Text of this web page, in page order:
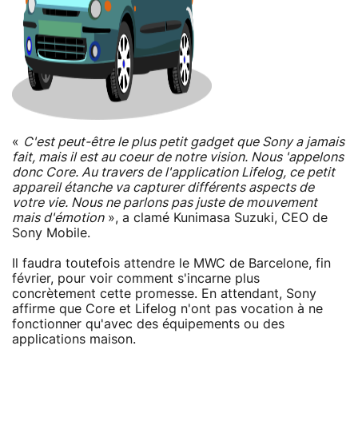
« C'est peut-être le plus petit gadget que Sony a jamais
fait, mais il est au coeur de notre vision. Nous 'appelons
donc Core. Au travers de l'application Lifelog, ce petit
appareil étanche va capturer différents aspects de
votre vie. Nous ne parlons pas juste de mouvement
mais d'émotion», a clamé Kunimasa Suzuki, CEO de
Sony Mobile.
Il faudra toutefois attendre le MWC de Barcelone, fin
février, pour voir comment s'incarne plus
concrètement cette promesse. En attendant, Sony
affirme que Core et Lifelog n'ont pas vocation à ne
fonctionner qu'avec des équipements ou des
applications maison.